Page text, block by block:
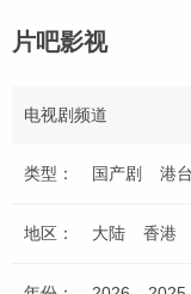
片吧影视
电视剧频道
类型： 国产剧 港
地区： 大陆 香港